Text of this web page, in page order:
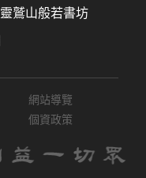
靈鷲山般若書坊
網站導覽
個資政策